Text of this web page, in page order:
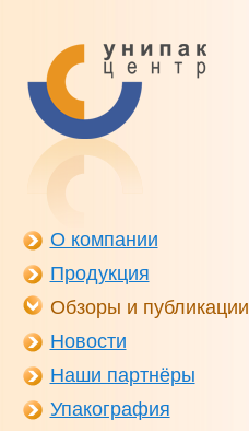
О компании
Продукция
Обзоры и публикации
Новости
Наши партнёры
Упакография